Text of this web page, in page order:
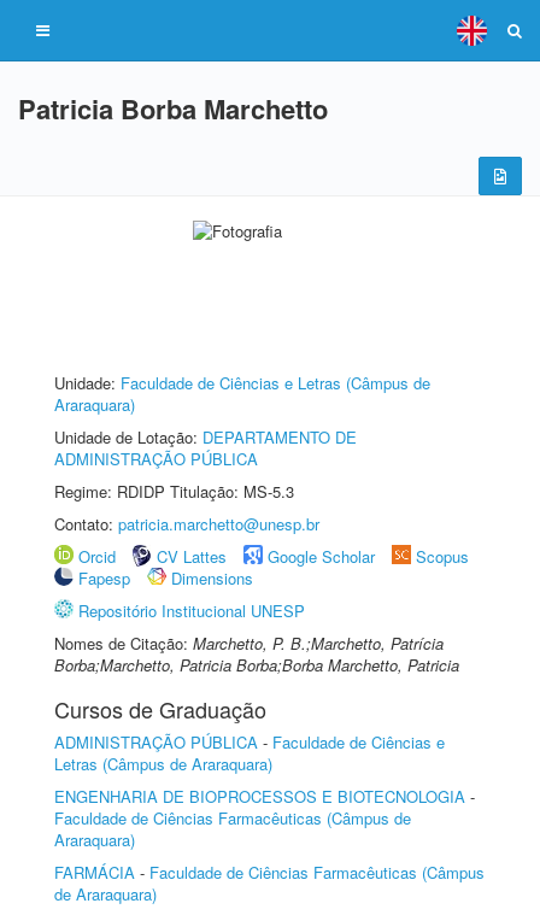
Patricia Borba Marchetto
Unidade: Faculdade de Ciências e Letras (Câmpus de
Araraquara)
Unidade de Lotação: DEPARTAMENTO DE
ADMINISTRAÇÃO PÚBLICA
Regime: RDIDP Titulação: MS-5.3
Contato: patricia.marchetto@unesp.br
Orcid
CV Lattes Google Scholar
Scopus
Fapesp
Dimensions
Repositório Institucional UNESP
Nomes de Citação: Marchetto, P. B.;Marchetto, Patrícia
Borba;Marchetto, Patricia Borba;Borba Marchetto, Patricia
Cursos de Graduação
ADMINISTRAÇÃO PÚBLICA - Faculdade de Ciências e
Letras (Câmpus de Araraquara)
ENGENHARIA DE BIOPROCESSOS E BIOTECNOLOGIA -
Faculdade de Ciências Farmacêuticas (Câmpus de
Araraquara)
FARMÁCIA - Faculdade de Ciências Farmacêuticas (Câmpus
de Araraquara)